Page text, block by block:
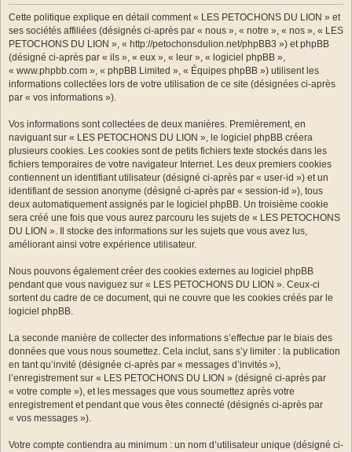
Cette politique explique en détail comment « LES PETOCHONS DU LION » et
ses sociétés affiliées (désignés ci-après par « nous », « notre », « nos », « LES
PETOCHONS DU LION », « http://petochonsdulion.net/phpBB3 ») et phpBB
(désigné ci-après par « ils », « eux », « leur », « logiciel phpBB »,
« www.phpbb.com », « phpBB Limited », « Équipes phpBB ») utilisent les
informations collectées lors de votre utilisation de ce site (désignées ci-après
par « vos informations »).
Vos informations sont collectées de deux manières. Premièrement, en
naviguant sur « LES PETOCHONS DU LION », le logiciel phpBB créera
plusieurs cookies. Les cookies sont de petits fichiers texte stockés dans les
fichiers temporaires de votre navigateur Internet. Les deux premiers cookies
contiennent un identifiant utilisateur (désigné ci-après par « user-id ») et un
identifiant de session anonyme (désigné ci-après par « session-id »), tous
deux automatiquement assignés par le logiciel phpBB. Un troisième cookie
sera créé une fois que vous aurez parcouru les sujets de « LES PETOCHONS
DU LION ». Il stocke des informations sur les sujets que vous avez lus,
améliorant ainsi votre expérience utilisateur.
Nous pouvons également créer des cookies externes au logiciel phpBB
pendant que vous naviguez sur « LES PETOCHONS DU LION ». Ceux-ci
sortent du cadre de ce document, qui ne couvre que les cookies créés par le
logiciel phpBB.
La seconde manière de collecter des informations s’effectue par le biais des
données que vous nous soumettez. Cela inclut, sans s’y limiter : la publication
en tant qu’invité (désignée ci-après par « messages d’invités »),
l’enregistrement sur « LES PETOCHONS DU LION » (désigné ci-après par
« votre compte »), et les messages que vous soumettez après votre
enregistrement et pendant que vous êtes connecté (désignés ci-après par
« vos messages »).
Votre compte contiendra au minimum : un nom d’utilisateur unique (désigné ci-